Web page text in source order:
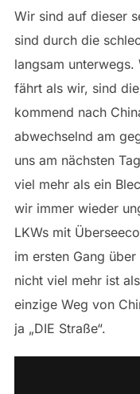
Wir sind auf dieser
sind durch die
langsam
fährt als wir, sind
kommend nach
abwechselnd am
uns am nächsten
viel mehr als ein
wir immer wieder
LKWs mit
im ersten Gang
nicht viel mehr ist
einzige Weg von
ja „DIE Straße“.